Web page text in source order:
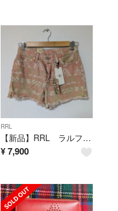
RRL
【新品】RRL ラルフローレン ショートパンツ
¥ 7,900